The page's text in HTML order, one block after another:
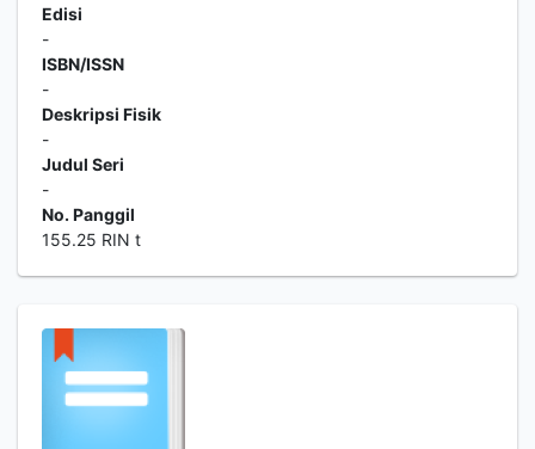
Edisi
-
ISBN/ISSN
-
Deskripsi Fisik
-
Judul Seri
-
No. Panggil
155.25 RIN t